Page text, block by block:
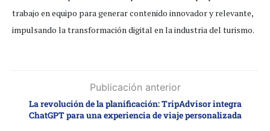
trabajo en equipo para generar contenido innovador y relevante,
impulsando la transformación digital en la industria del turismo.
Publicación anterior
La revolución de la planificación: TripAdvisor integra
ChatGPT para una experiencia de viaje personalizada